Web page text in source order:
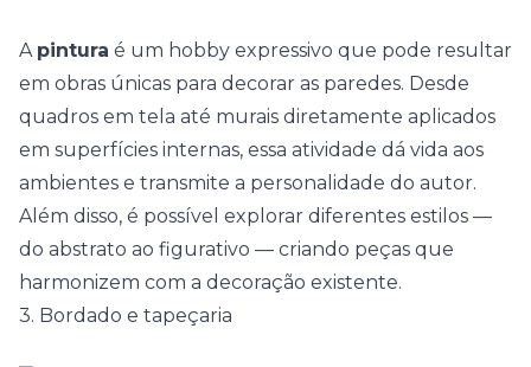
A pintura é um hobby expressivo que pode resultar
em obras únicas para decorar as paredes. Desde
quadros em tela até murais diretamente aplicados
em superfícies internas, essa atividade dá vida aos
ambientes e transmite a personalidade do autor.
Além disso, é possível explorar diferentes estilos —
do abstrato ao figurativo — criando peças que
harmonizem com a decoração existente.
3. Bordado e tapeçaria